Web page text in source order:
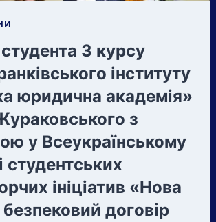
3 курсу
інституту
юридична академія»
з
у Всеукраїнському
студентських
ініціатив «Нова
безпековий договір